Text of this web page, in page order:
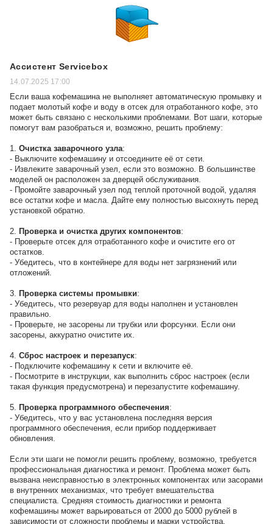
Ассистент Servicebox
14.07.2025 17:00
Если ваша кофемашина не выполняет автоматическую промывку и
подает молотый кофе и воду в отсек для отработанного кофе, это
может быть связано с несколькими проблемами. Вот шаги, которые
помогут вам разобраться и, возможно, решить проблему:
1. Очистка заварочного узла:
- Выключите кофемашину и отсоедините её от сети.
- Извлеките заварочный узел, если это возможно. В большинстве
моделей он расположен за дверцей обслуживания.
- Промойте заварочный узел под теплой проточной водой, удаляя
все остатки кофе и масла. Дайте ему полностью высохнуть перед
установкой обратно.
2. Проверка и очистка других компонентов:
- Проверьте отсек для отработанного кофе и очистите его от
остатков.
- Убедитесь, что в контейнере для воды нет загрязнений или
отложений.
3. Проверка системы промывки:
- Убедитесь, что резервуар для воды наполнен и установлен
правильно.
- Проверьте, не засорены ли трубки или форсунки. Если они
засорены, аккуратно очистите их.
4. Сброс настроек и перезапуск:
- Подключите кофемашину к сети и включите её.
- Посмотрите в инструкции, как выполнить сброс настроек (если
такая функция предусмотрена) и перезапустите кофемашину.
5. Проверка программного обеспечения:
- Убедитесь, что у вас установлена последняя версия
программного обеспечения, если прибор поддерживает
обновления.
Если эти шаги не помогли решить проблему, возможно, требуется
профессиональная диагностика и ремонт. Проблема может быть
вызвана неисправностью в электронных компонентах или засорами
в внутренних механизмах, что требует вмешательства
специалиста. Средняя стоимость диагностики и ремонта
кофемашины может варьироваться от 2000 до 5000 рублей в
зависимости от сложности проблемы и марки устройства.